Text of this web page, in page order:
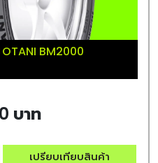
BM2000
บาท
เปรียบเทียบสินค้า